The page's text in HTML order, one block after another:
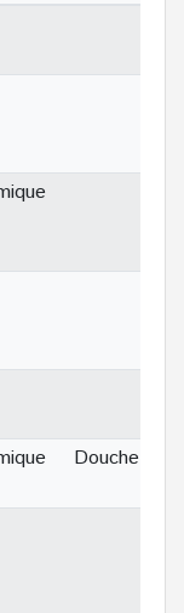
Douche ind.